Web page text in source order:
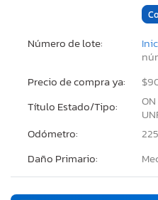
Número de lote:
Precio de compra ya:
Título Estado/Tipo:
Odómetro:
Daño Primario: